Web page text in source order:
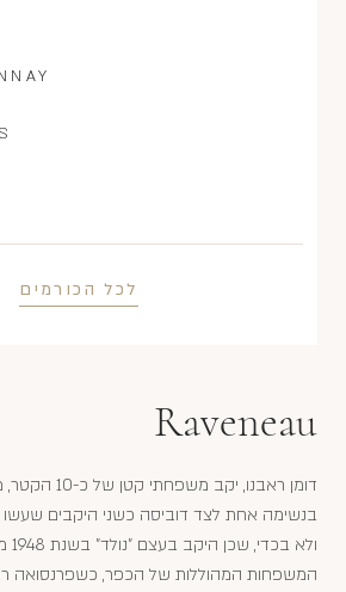
לכל הכורמים
Raveneau
דומן ראבנו,
בנשימה אחת לצד דוביסה כשני היקבים
המשפחות המהוללות של הכפר, כשפרנסואה